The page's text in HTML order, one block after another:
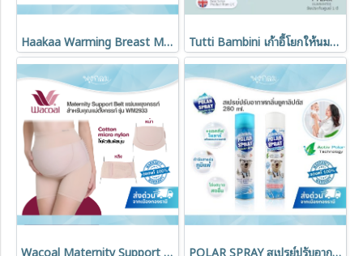
Haakaa Warming Breast Massager ลดท่อน้ำนมอุดตัน Tutti Bambini เก้าอี้โยกให้นมเด็ก พร้อมเก้าอี้วางเท้า รุ่น Jonah
Wacoal Maternity Support Belt แผ่นพยุงครรภ์ บรรเทาปวดหลัง รุ่น WM2933 POLAR SPRAY สเปรย์ปรับอากาศ Activ Polar กลิ่นยูคาลิปตัส 280 ml